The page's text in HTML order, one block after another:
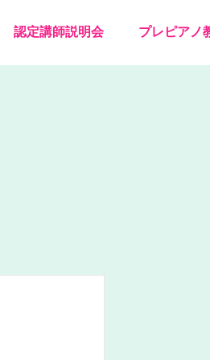
認定講師説明会 プレピアノ